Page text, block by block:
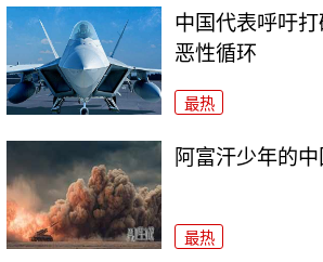
中国代表呼吁
恶性循环
最热
阿富汗少年的中
最热